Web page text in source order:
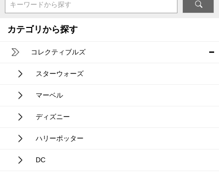
キーワードから探す
カテゴリから探す
コレクティブルズ
スターウォーズ
マーベル
ディズニー
ハリーポッター
DC